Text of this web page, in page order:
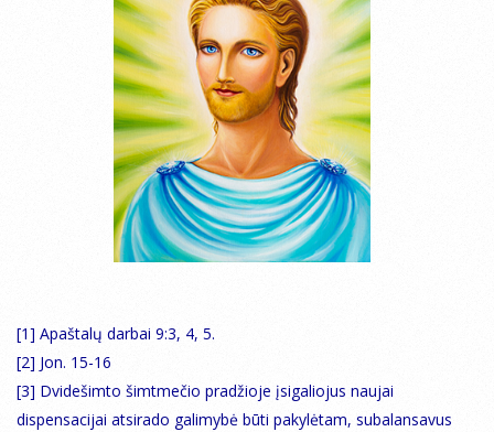
[1] Apaštalų darbai 9:3, 4, 5.
[2] Jon. 15-16
[3] Dvidešimto šimtmečio pradžioje įsigaliojus naujai
dispensacijai atsirado galimybė būti pakylėtam, subalansavus